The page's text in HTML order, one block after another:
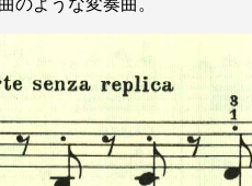
のような変奏曲。